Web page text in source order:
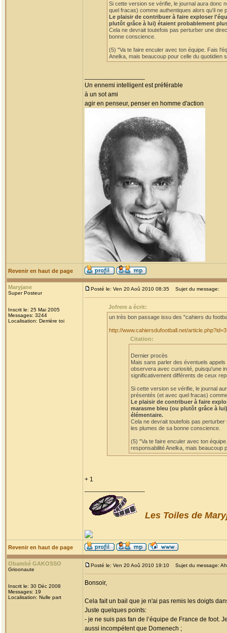
Si cette version se vérifie, le journal aura donc
quel fracas) comme authentiques alors qu'il ne
Le plaisir de contribuer à faire exploser
plutôt grâce à lui) étaient probablement
Cela ne devrait toutefois pas perturber une
bonne conscience.
(5) "Va te faire enculer avec ton équipe. Fais
Anelka, mais beaucoup pour celle du quotidien
Un ennemi intelligent est préférable
à un sot ami
agir en penseur, penser en homme d'action
Revenir en haut de page
Maryjane
Super Posteur
Inscrit le: 25 Mai 2005
Messages: 3244
Localisation: Derrière toi
Posté le: Ven 20 Aoû 2010 08:35 Sujet du message:
Jofrere a écrit:
un très bon passage issu des "cahiers du
http://www.cahiersdufootball.net/
Citation:
Dernier procès
Mais sans parler des éventuels
observera avec curiosité, puisqu'une
significativement différents de ceux
Si cette version se vérifie, le journal
présentés (et avec quel fracas)
Le plaisir de contribuer à faire
marasme bleu (ou plutôt grâce à
élémentaire.
Cela ne devrait toutefois pas
les plumes de sa bonne conscience.
(5) "Va te faire enculer avec ton
responsabilité Anelka, mais beaucoup
+ 1
Les Toiles de
Revenir en haut de page
Obambé GAKOSSO
Grioonaute
Inscrit le: 30 Déc 2008
Messages: 19
Localisation: Nulle part
Posté le: Ven 20 Aoû 2010 19:10 Sujet du message:
Bonsoir,
Cela fait un bail que je n'ai pas remis les doigts
Juste quelques points:
- je ne suis pas fan de l’équipe de France de foot.
aussi incompétent que Domenech ;